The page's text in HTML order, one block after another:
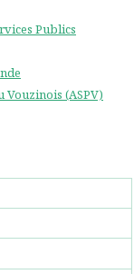
Publics
(ASPV)